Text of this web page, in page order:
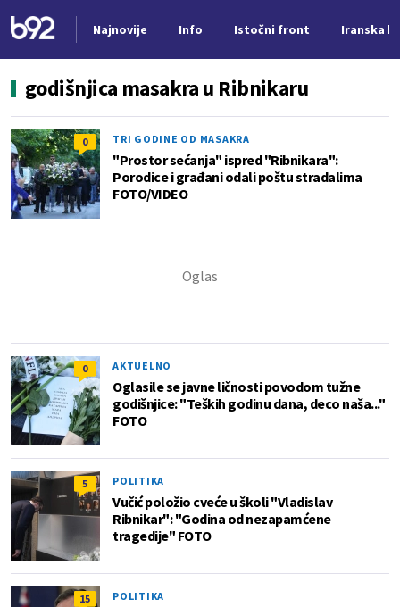
Najnovije Info Istočni front Iranska
godišnjica masakra u Ribnikaru
0 TRI GODINE OD MASAKRA
"Prostor sećanja" ispred "Ribnikara":
Porodice i građani odali poštu stradalima
FOTO/VIDEO
0 AKTUELNO
Oglasile se javne ličnosti povodom tužne
godišnjice: "Teških godinu dana, deco naša..."
FOTO
5 POLITIKA
Vučić položio cveće u školi "Vladislav
Ribnikar": "Godina od nezapamćene
tragedije" FOTO
15 POLITIKA